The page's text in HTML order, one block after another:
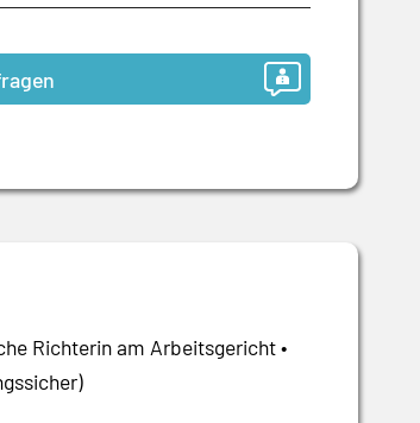
Richterin am Arbeitsgericht •